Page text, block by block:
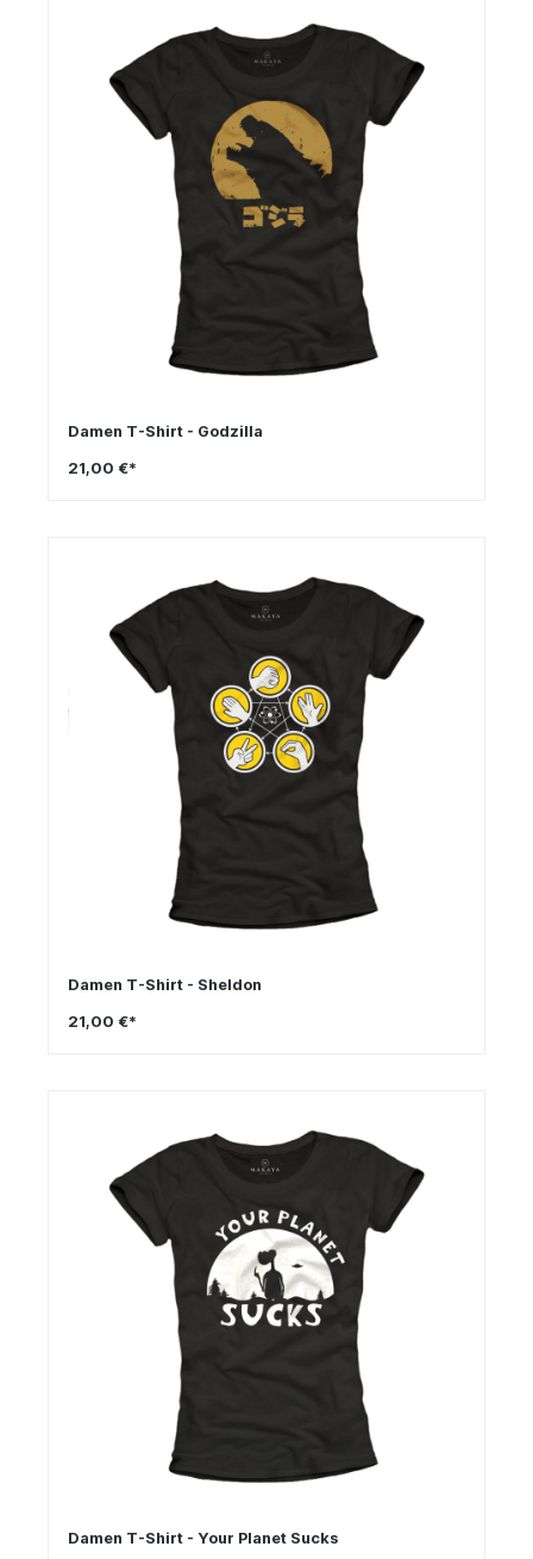
Damen T-Shirt - Godzilla
21,00 €*
Damen T-Shirt - Sheldon
21,00 €*
Damen T-Shirt - Your Planet Sucks